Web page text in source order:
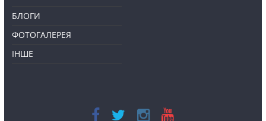
БЛОГИ
ФОТОГАЛЕРЕЯ
ІНШЕ